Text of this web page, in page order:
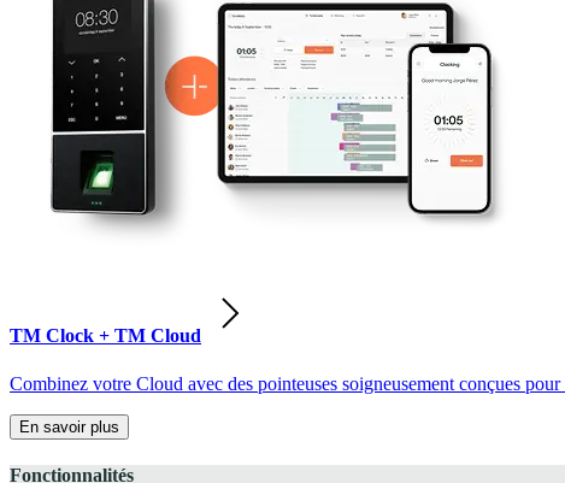
TM Clock + TM Cloud
Combinez votre Cloud avec des pointeuses soigneusement conçues
En savoir plus
Fonctionnalités